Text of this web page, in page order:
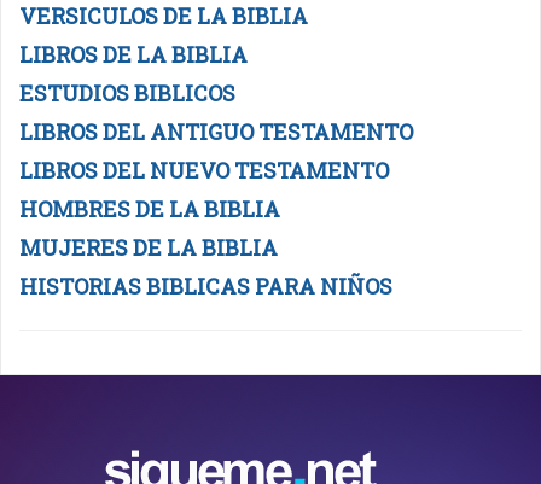
VERSICULOS DE LA BIBLIA
LIBROS DE LA BIBLIA
ESTUDIOS BIBLICOS
LIBROS DEL ANTIGUO TESTAMENTO
LIBROS DEL NUEVO TESTAMENTO
HOMBRES DE LA BIBLIA
MUJERES DE LA BIBLIA
HISTORIAS BIBLICAS PARA NIÑOS